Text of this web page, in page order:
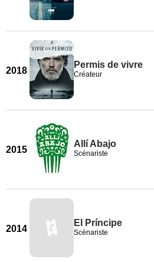
2018
Permis de vivre
Créateur
2015
Allí Abajo
Scénariste
2014
El Príncipe
Scénariste